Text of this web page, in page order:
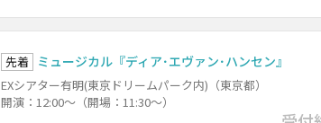
先着 ミュージカル『ディア･エヴァン･ハンセン』
EXシアター有明(東京ドリームパーク内)（東京都）
開演：12:00～（開場：11:30～）